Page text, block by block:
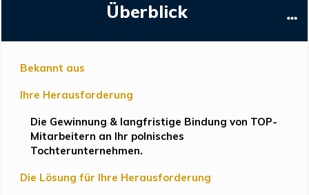
Überblick
Bekannt aus
Ihre Herausforderung
Die Gewinnung & langfristige Bindung von TOP-
Mitarbeitern an Ihr polnisches
Tochterunternehmen.
Die Lösung für Ihre Herausforderung